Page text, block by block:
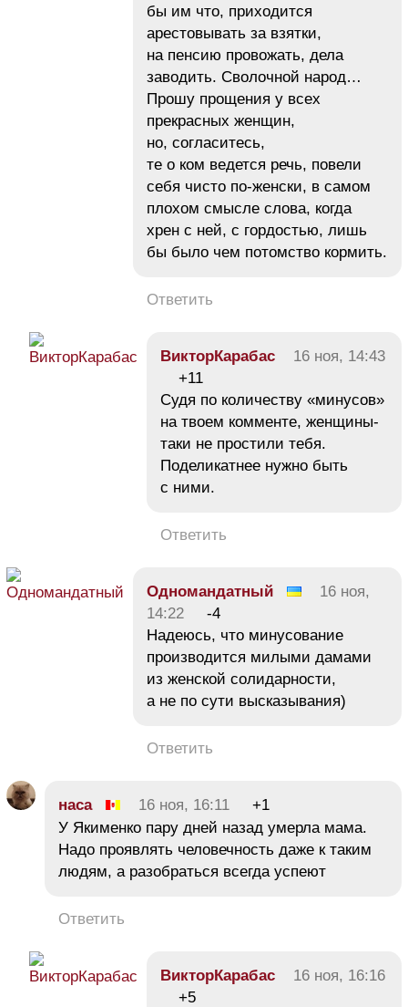
бы им что, приходится
арестовывать за взятки,
на пенсию провожать, дела
заводить. Сволочной народ…
Прошу прощения у всех
прекрасных женщин,
но, согласитесь,
те о ком ведется речь, повели
себя чисто по-женски, в самом
плохом смысле слова, когда
хрен с ней, с гордостью, лишь
бы было чем потомство кормить.
Ответить
ВикторКарабас
16 ноя, 14:43
+11
Судя по количеству «минусов»
на твоем комменте, женщины-
таки не простили тебя.
Поделикатнее нужно быть
с ними.
Ответить
Одномандатный
16 ноя,
14:22
-4
Надеюсь, что минусование
производится милыми дамами
из женской солидарности,
а не по сути высказывания)
Ответить
наса 16 ноя, 16:11
+1
У Якименко пару дней назад умерла мама.
Надо проявлять человечность даже к таким
людям, а разобраться всегда успеют
Ответить
ВикторКарабас
16 ноя, 16:16
+5